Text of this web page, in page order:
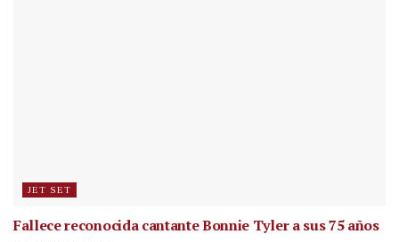
JET SET
Fallece reconocida cantanteBonnie Tyler a sus 75 años